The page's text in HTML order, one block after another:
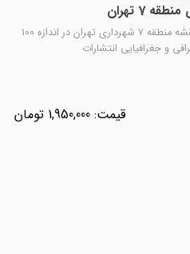
7 تهران
نقشه منطقه 7 شهرداری تهران در اندازه 100x70 سانتی‌متر و در مقیاس 1:7.500
1,950,000